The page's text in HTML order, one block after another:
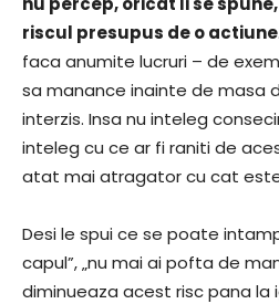
riscul presupus de o actiune
faca anumite lucruri – de
sa manance inainte de masa
interzis. Insa nu inteleg
inteleg cu ce ar fi raniti de
atat mai atragator cu cat
Desi le spui ce se poate
capul”, „nu mai ai pofta de
diminueaza acest risc pana la